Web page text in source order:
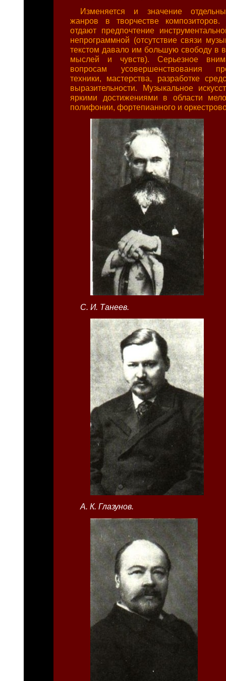
Изменяется и значение
жанров в творчестве
отдают предпочтение
непрограммной (отсутствие связи
текстом давало им большую свободу в
мыслей и чувств). Серьезное
вопросам усовершенствования
техники, мастерства, разработке
выразительности. Музыкальное
яркими достижениями в области
полифонии, фортепианного и
С. И. Танеев.
А. К. Глазунов.